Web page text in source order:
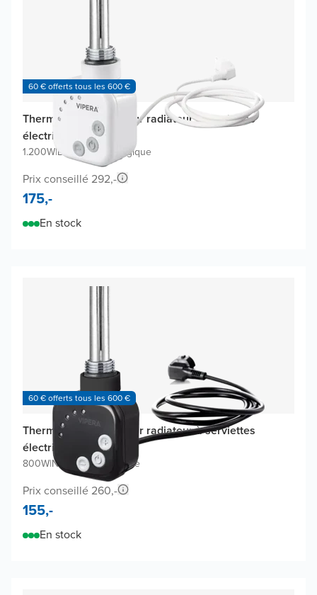
60 € offerts tous les 600 €
Thermostat Vipera pour radiateur à serviettes
électrique
1.200W|Blanc mat Analogique
Prix conseillé 292,-
175,-
En stock
60 € offerts tous les 600 €
Thermostat Vipera pour radiateur à serviettes
électrique
800W|Noir Mat|Analogique
Prix conseillé 260,-
155,-
En stock